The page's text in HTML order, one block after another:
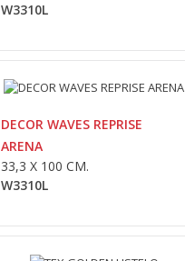
W3310L
DECOR WAVES REPRISE
ARENA
33,3 X 100 CM.
W3310L